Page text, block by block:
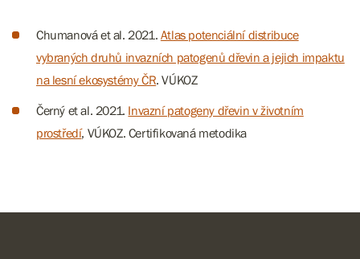
Chumanová et al. 2021. Atlas potenciální distribuce
vybraných druhů invazních patogenů dřevin a jejich impaktu
na lesní ekosystémy ČR. VÚKOZ
Černý et al. 2021. Invazní patogeny dřevin v životním
prostředí, VÚKOZ. Certifikovaná metodika